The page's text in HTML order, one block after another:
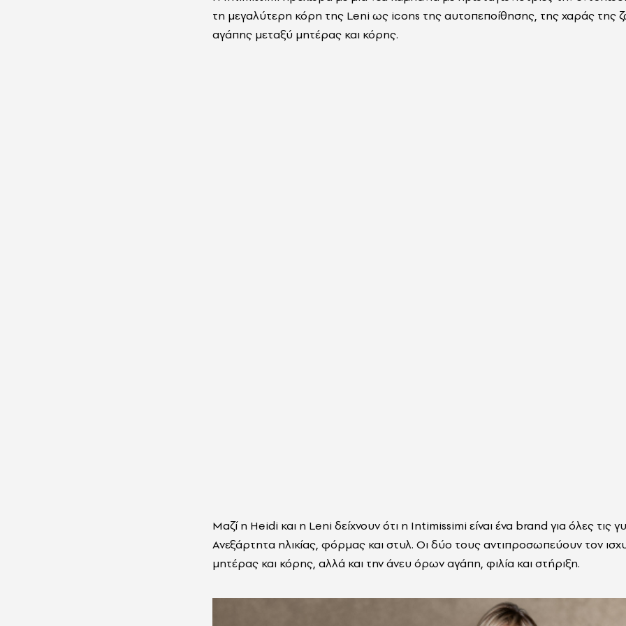
τη μεγαλύτερη κόρη της Leni ως icons της αυτοπεποίθησης, της χαράς της
αγάπης μεταξύ μητέρας και κόρης.
Μαζί η Heidi και η Leni δείχνουν ότι η Intimissimi είναι ένα brand για όλες τις
Ανεξάρτητα ηλικίας, φόρμας και στυλ. Οι δύο τους αντιπροσωπεύουν τον
μητέρας και κόρης, αλλά και την άνευ όρων αγάπη, φιλία και στήριξη.